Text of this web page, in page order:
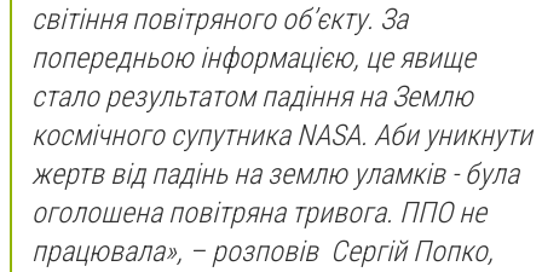
світіння повітряного об’єкту. За
попередньою інформацією, це явище
стало результатом падіння на Землю
космічного супутника NASA. Аби уникнути
жертв від падінь на землю уламків - була
оголошена повітряна тривога. ППО не
працювала», – розповів Сергій Попко,